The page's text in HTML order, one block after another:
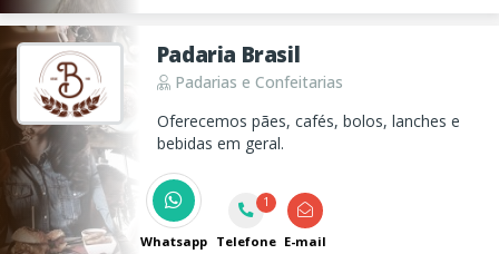
Padaria Brasil
Padarias e Confeitarias
Oferecemos pães, cafés, bolos, lanches e
bebidas em geral.
Whatsapp
1
Telefone E-mail